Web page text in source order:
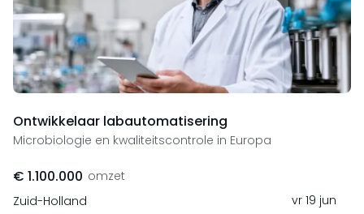
Ontwikkelaar labautomatisering
Microbiologie en kwaliteitscontrole in Europa
€ 1.100.000 omzet
Zuid-Holland
vr 19 jun